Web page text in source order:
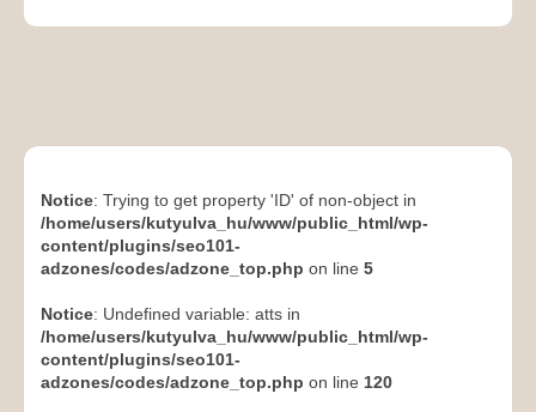
Notice: Trying to get property 'ID' of non-object in
/home/users/kutyulva_hu/www/public_html/wp-
content/plugins/seo101-
adzones/codes/adzone_top.php on line 5
Notice: Undefined variable: atts in
/home/users/kutyulva_hu/www/public_html/wp-
content/plugins/seo101-
adzones/codes/adzone_top.php on line 120